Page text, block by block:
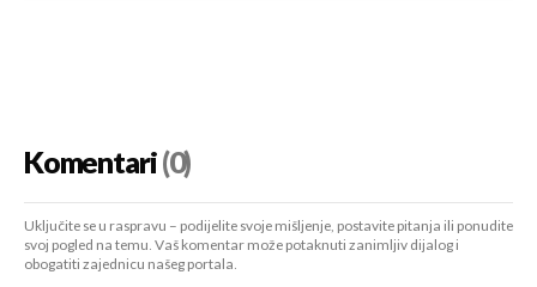
Komentari(0)
Uključite se u raspravu – podijelite svoje mišljenje, postavite pitanja ili ponudite
svoj pogled na temu. Vaš komentar može potaknuti zanimljiv dijalog i
obogatiti zajednicu našeg portala.